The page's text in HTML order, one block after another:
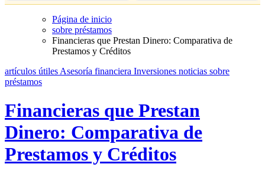
Página de inicio
sobre préstamos
Financieras que Prestan Dinero: Comparativa de
Prestamos y Créditos
artículos útiles Asesoría financiera Inversiones noticias sobre
préstamos
Financieras que Prestan
Dinero: Comparativa de
Prestamos y Créditos